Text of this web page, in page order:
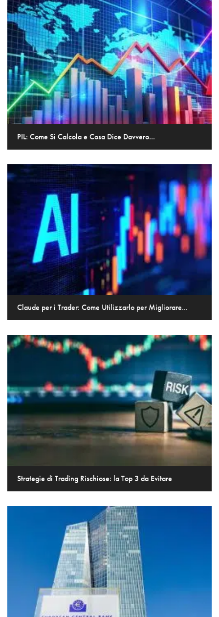
PIL: Come Si Calcola e Cosa Dice Davvero...
Claude per i Trader: Come Utilizzarlo per Migliorare...
Strategie di Trading Rischiose: la Top 3 da Evitare